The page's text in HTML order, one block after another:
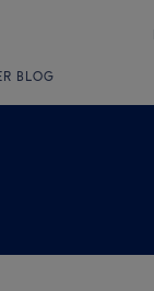
BLOG